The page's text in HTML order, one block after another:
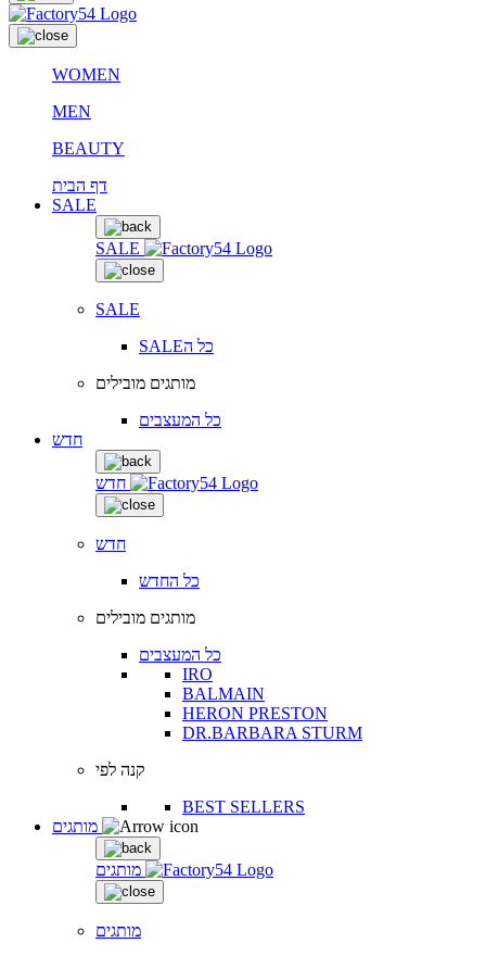
WOMEN
MEN
BEAUTY
דף הבית
SALE
SALE
SALE
SALEכל ה
מותגים מובילים
כל המעצבים
חדש
חדש
חדש
כל החדש
מותגים מובילים
כל המעצבים
IRO
BALMAIN
HERON PRESTON
DR.BARBARA STURM
קנה לפי
BEST SELLERS
מותגים
מותגים